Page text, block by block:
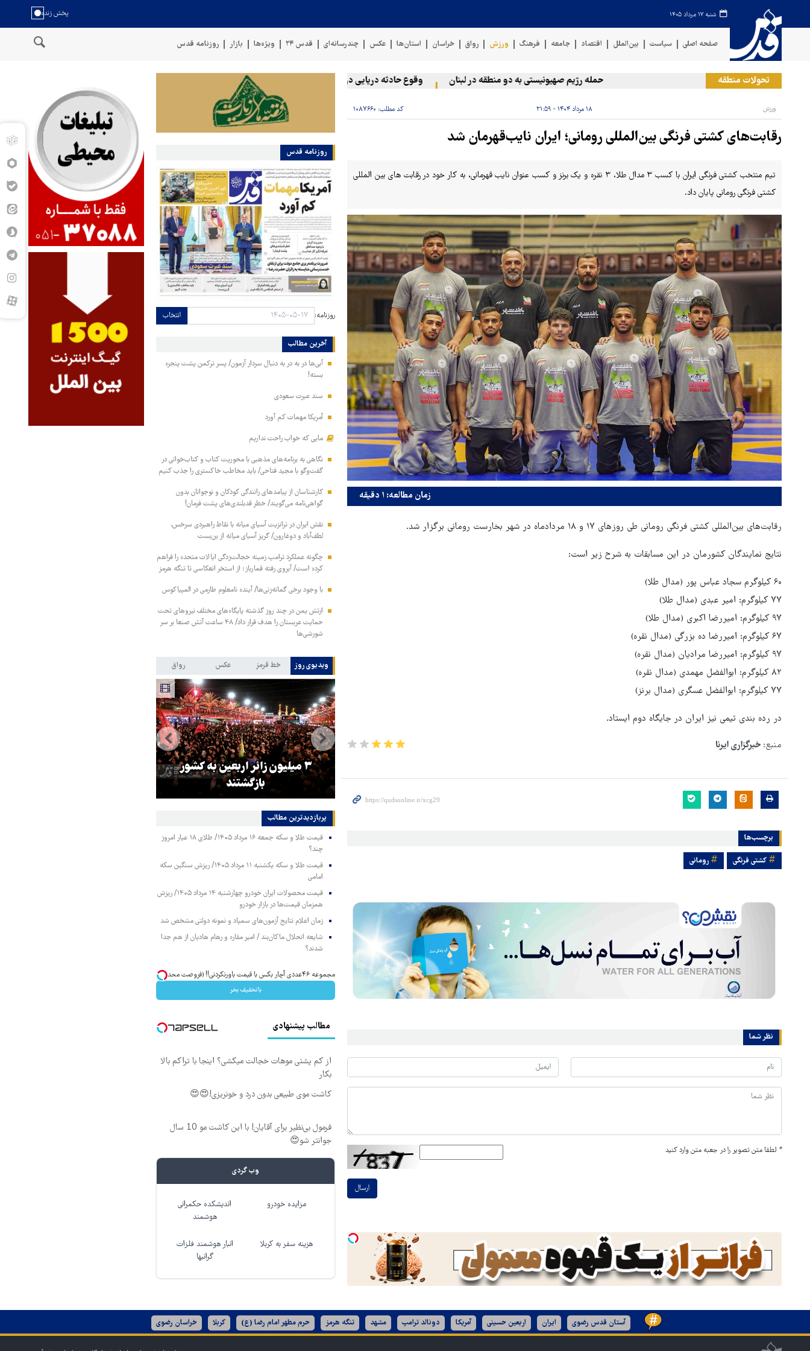
شنبه ۱۷ مرداد ۱۴۰۵
صفحه اصلی سیاست بین‌الملل اقتصاد جامعه فرهنگ ورزش رواق خراسان استان‌ها عکس چندرسانه‌ای قدس ۲۴ ویژه‌ها بازار روزنامه قدس
تحولات منطقه حمله رژیم صهیونیستی به دو منطقه در لبنان وقوع حادثه دریایی در سواحل عمان سخنگوی نیروهای مسلح یمن: کشتی نفتی عربستان را با موشک بالستیک هدف قرار
ورزش ۱۸ مرداد ۱۴۰۴ - ۲۱:۵۹ کد مطلب: ۱۰۸۷۶۶۰
رقابت‌های کشتی فرنگی بین‌المللی رومانی؛ ایران نایب‌قهرمان شد
تیم منتخب کشتی فرنگی ایران با کسب ۳ مدال طلا، ۳ نقره و یک برنز و کسب عنوان نایب قهرمانی، به کار خود در رقابت های بین المللی
کشتی فرنگی رومانی پایان داد.
زمان مطالعه: ۱ دقیقه
رقابت‌های بین‌المللی کشتی فرنگی رومانی طی روزهای ۱۷ و ۱۸ مردادماه در شهر بخارست رومانی برگزار شد.
نتایج نمایندگان کشورمان در این مسابقات به شرح زیر است:
۶۰ کیلوگرم سجاد عباس پور (مدال طلا)
۷۷ کیلوگرم: امیر عبدی (مدال طلا)
۹۷ کیلوگرم: امیررضا اکبری (مدال طلا)
۶۷ کیلوگرم: امیررضا ده بزرگی (مدال نقره)
۹۷ کیلوگرم: امیررضا مرادیان (مدال نقره)
۸۲ کیلوگرم: ابوالفضل مهمدی (مدال نقره)
۷۷ کیلوگرم: ابوالفضل عسگری (مدال برنز)
در رده بندی تیمی نیز ایران در جایگاه دوم ایستاد.
منبع: خبرگزاری ایرنا
برچسب‌ها
کشتی فرنگی رومانی
نظر شما
* لطفا متن تصویر را در جعبه متن وارد کنید
ارسال
روزنامه قدس
روزنامه: انتخاب
آخرین مطالب
آبی‌ها در به در به دنبال سردار آزمون/ پسر ترکمن پشت پنجره
بسته!
سند عبرت سعودی
آمریکا مهمات کم آورد
مایی که خواب راحت نداریم
نگاهی به برنامه‌های مذهبی با محوریت کتاب و کتاب‌خوانی در
گفت‌وگو با مجید فتاحی/ باید مخاطب خاکستری را جذب کنیم
کارشناسان از پیامدهای رانندگی کودکان و نوجوانان بدون
گواهی‌نامه می‌گویند/ خطر قدبلندی‌های پشت فرمان!
نقش ایران در ترانزیت آسیای میانه با نقاط راهبردی سرخس،
لطف‌آباد و دوغارون/ گریز آسیای میانه از بن‌بست
چگونه عملکرد ترامپ زمینه خجالت‌زدگی ایالات متحده را فراهم
کرده است/ آبروی رفته قمارباز؛ از استخر انعکاسی تا تنگه هرمز
با وجود برخی گمانه‌زنی‌ها/ آینده نامعلوم طارمی در المپیاکوس
ارتش یمن در چند روز گذشته پایگاه‌های مختلف نیروهای تحت
حمایت عربستان را هدف قرار داد/ ۴۸ ساعت آتش صنعا بر سر
شورشی‌ها
ویدیوی روز خط قرمز عکس رواق
در منطقه درمانده کرد
جنگ‌طلبی است!
۳ میلیون زائر اربعین به کشور
بازگشتند
پربازدیدترین‌ مطالب
قیمت طلا و سکه جمعه ۱۶ مرداد ۱۴۰۵/ طلای ۱۸ عیار امروز
چند؟
قیمت طلا و سکه یکشنبه ۱۱ مرداد ۱۴۰۵/ ریزش سنگین سکه
امامی
قیمت محصولات ایران خودرو چهارشنبه ۱۴ مرداد ۱۴۰۵/ ریزش
همزمان قیمت‌ها در بازار خودرو
زمان اعلام نتایج آزمون‌های سمپاد و نمونه دولتی مشخص شد
شایعه انحلال ماکان‌بند / امیر مقاره و رهام هادیان از هم جدا
شدند؟
مجموعه ۴۶عددی آچار بکس با قیمت باورنکردنی!! (فروصت محدود)
باتخفیف بخر
مطالب پیشنهادی
از کم پشتی موهات خجالت میکشی؟ اینجا با تراکم بالا
بکار
کاشت موی طبیعی بدون درد و خونریزی!😍😍
فرمول بی‌نظیر برای آقایان! با این کاشت مو 10 سال
جوانتر شو😍
وب گردی
مزایده خودرو
اندیشکده حکمرانی
هوشمند
هزینه سفر به کربلا
انبار هوشمند فلزات
گرانبها
آستان قدس رضوی ایران اربعین حسینی آمریکا دونالد ترامپ مشهد تنگه هرمز حرم مطهر امام رضا (ع) کربلا خراسان رضوی